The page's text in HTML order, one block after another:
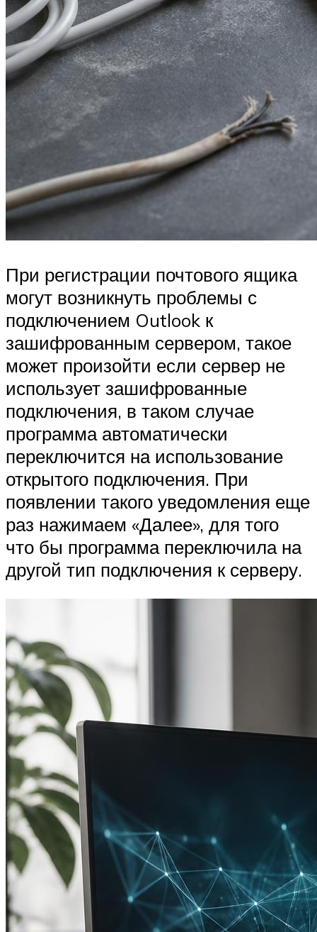
При регистрации почтового ящика
могут возникнуть проблемы с
подключением Outlook к
зашифрованным сервером, такое
может произойти если сервер не
использует зашифрованные
подключения, в таком случае
программа автоматически
переключится на использование
открытого подключения. При
появлении такого уведомления еще
раз нажимаем «Далее», для того
что бы программа переключила на
другой тип подключения к серверу.